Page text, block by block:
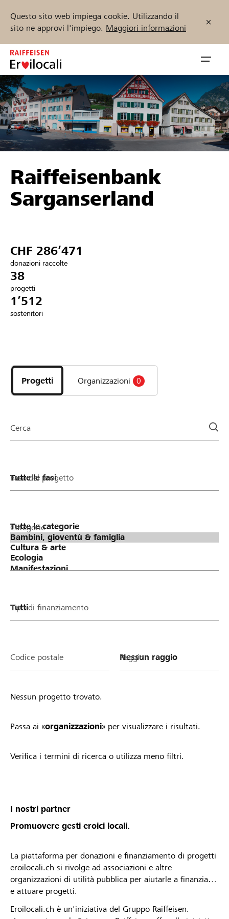
Questo sito web impiega cookie. Utilizzando il
sito ne approvi l'impiego. Maggiori informazioni
Zum
Inhalt
springen
öffnen
Sostenere
Aiuto & supporto
Collegarsi
Trova progetti e organizzazioni
Inizia ora
DE FR IT
Raiffeisenbank
Sarganserland
CHF 286’471
donazioni raccolte
38
progetti
1’512
sostenitori
i
progetti
e
della
Progetti Organizzazioni 0
Cerca
Fase del progetto
Categorie
Tipo di finanziamento
Codice postale Raggio
Nessun progetto trovato.
Passa ai «organizzazioni» per visualizzare i risultati.
Verifica i termini di ricerca o utilizza meno filtri.
I nostri partner
Promuovere gesti eroici locali.
La piattaforma per donazioni e finanziamento di progetti
eroilocali.ch si rivolge ad associazioni e altre
organizzazioni di utilità pubblica per aiutarle a finanziare
e attuare progetti.
Eroilocali.ch è un'iniziativa del Gruppo Raiffeisen.